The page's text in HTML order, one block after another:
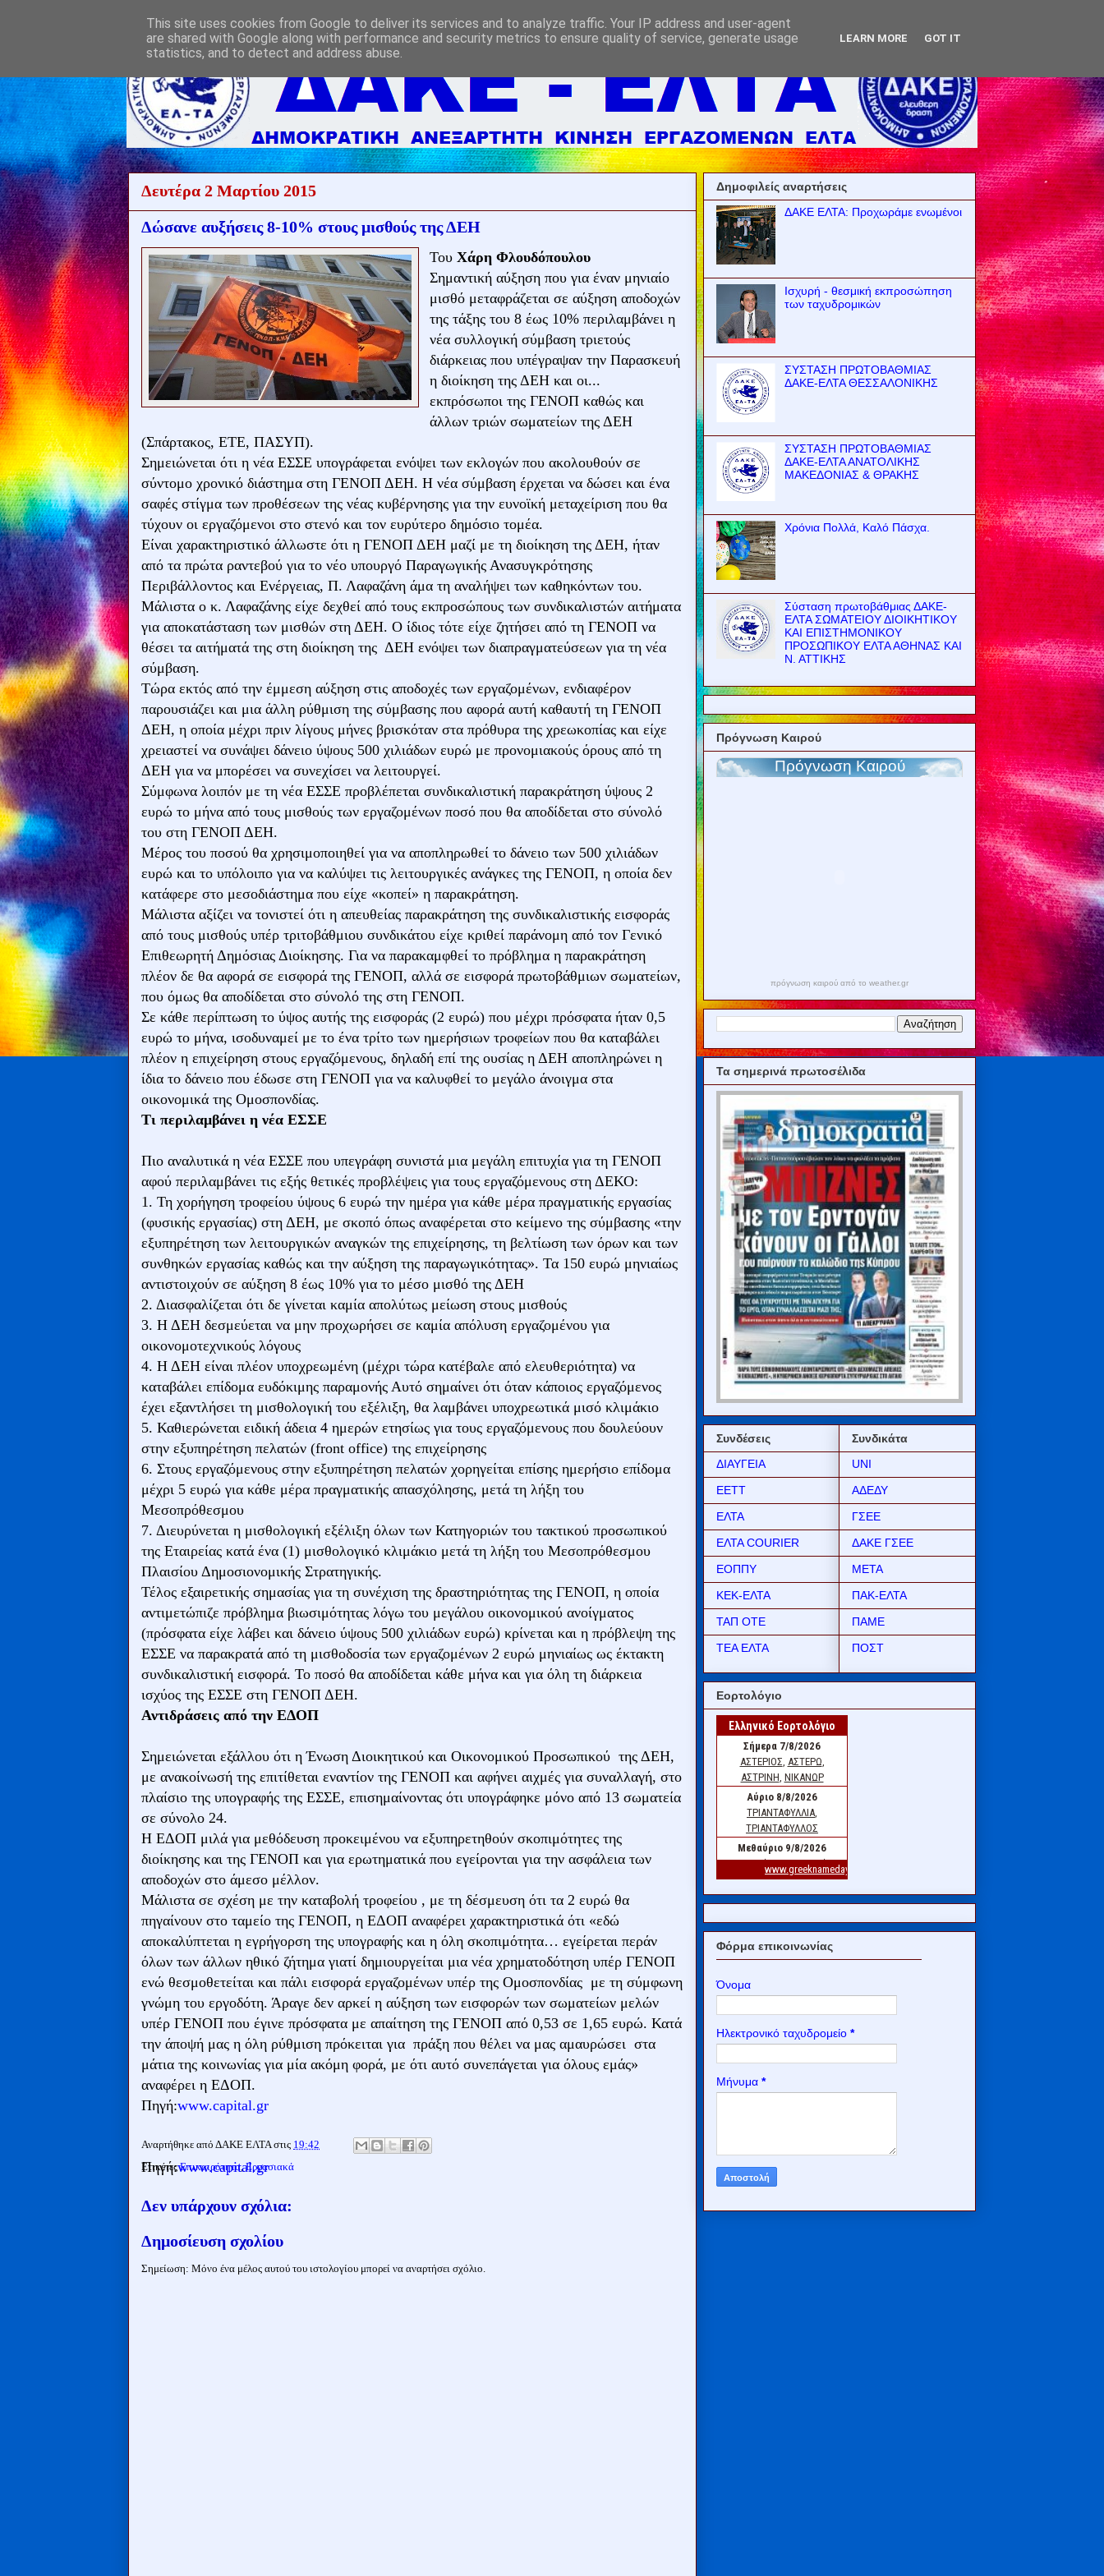
Δευτέρα 2 Μαρτίου 2015
Δώσανε αυξήσεις 8-10% στους μισθούς της ΔΕΗ
Του Χάρη Φλουδόπουλου
Σημαντική αύξηση που για έναν μηνιαίο
μισθό μεταφράζεται σε αύξηση αποδοχών
της τάξης του 8 έως 10% περιλαμβάνει η
νέα συλλογική σύμβαση τριετούς
διάρκειας που υπέγραψαν την Παρασκευή
η διοίκηση της ΔΕΗ και οι...
εκπρόσωποι της ΓΕΝΟΠ καθώς και
άλλων τριών σωματείων της ΔΕΗ
(Σπάρτακος, ΕΤΕ, ΠΑΣΥΠ).
Σημειώνεται ότι η νέα ΕΣΣΕ υπογράφεται ενόψει των εκλογών που ακολουθούν σε
σύντομο χρονικό διάστημα στη ΓΕΝΟΠ ΔΕΗ. Η νέα σύμβαση έρχεται να δώσει και ένα
σαφές στίγμα των προθέσεων της νέας κυβέρνησης για την ευνοϊκή μεταχείριση που θα
τύχουν οι εργαζόμενοι στο στενό και τον ευρύτερο δημόσιο τομέα.
Είναι χαρακτηριστικό άλλωστε ότι η ΓΕΝΟΠ ΔΕΗ μαζί με τη διοίκηση της ΔΕΗ, ήταν
από τα πρώτα ραντεβού για το νέο υπουργό Παραγωγικής Ανασυγκρότησης
Περιβάλλοντος και Ενέργειας, Π. Λαφαζάνη άμα τη αναλήψει των καθηκόντων του.
Μάλιστα ο κ. Λαφαζάνης είχε δεχθεί από τους εκπροσώπους των συνδικαλιστών αιτήματα
για αποκατάσταση των μισθών στη ΔΕΗ. Ο ίδιος τότε είχε ζητήσει από τη ΓΕΝΟΠ να
θέσει τα αιτήματά της στη διοίκηση της ΔΕΗ ενόψει των διαπραγματεύσεων για τη νέα
σύμβαση.
Τώρα εκτός από την έμμεση αύξηση στις αποδοχές των εργαζομένων, ενδιαφέρον
παρουσιάζει και μια άλλη ρύθμιση της σύμβασης που αφορά αυτή καθαυτή τη ΓΕΝΟΠ
ΔΕΗ, η οποία μέχρι πριν λίγους μήνες βρισκόταν στα πρόθυρα της χρεωκοπίας και είχε
χρειαστεί να συνάψει δάνειο ύψους 500 χιλιάδων ευρώ με προνομιακούς όρους από τη
ΔΕΗ για να μπορέσει να συνεχίσει να λειτουργεί.
Σύμφωνα λοιπόν με τη νέα ΕΣΣΕ προβλέπεται συνδικαλιστική παρακράτηση ύψους 2
ευρώ το μήνα από τους μισθούς των εργαζομένων ποσό που θα αποδίδεται στο σύνολό
του στη ΓΕΝΟΠ ΔΕΗ.
Μέρος του ποσού θα χρησιμοποιηθεί για να αποπληρωθεί το δάνειο των 500 χιλιάδων
ευρώ και το υπόλοιπο για να καλύψει τις λειτουργικές ανάγκες της ΓΕΝΟΠ, η οποία δεν
κατάφερε στο μεσοδιάστημα που είχε «κοπεί» η παρακράτηση.
Μάλιστα αξίζει να τονιστεί ότι η απευθείας παρακράτηση της συνδικαλιστικής εισφοράς
από τους μισθούς υπέρ τριτοβάθμιου συνδικάτου είχε κριθεί παράνομη από τον Γενικό
Επιθεωρητή Δημόσιας Διοίκησης. Για να παρακαμφθεί το πρόβλημα η παρακράτηση
πλέον δε θα αφορά σε εισφορά της ΓΕΝΟΠ, αλλά σε εισφορά πρωτοβάθμιων σωματείων,
που όμως θα αποδίδεται στο σύνολό της στη ΓΕΝΟΠ.
Σε κάθε περίπτωση το ύψος αυτής της εισφοράς (2 ευρώ) που μέχρι πρόσφατα ήταν 0,5
ευρώ το μήνα, ισοδυναμεί με το ένα τρίτο των ημερήσιων τροφείων που θα καταβάλει
πλέον η επιχείρηση στους εργαζόμενους, δηλαδή επί της ουσίας η ΔΕΗ αποπληρώνει η
ίδια το δάνειο που έδωσε στη ΓΕΝΟΠ για να καλυφθεί το μεγάλο άνοιγμα στα
οικονομικά της Ομοσπονδίας.
Τι περιλαμβάνει η νέα ΕΣΣΕ
Πιο αναλυτικά η νέα ΕΣΣΕ που υπεγράφη συνιστά μια μεγάλη επιτυχία για τη ΓΕΝΟΠ
αφού περιλαμβάνει τις εξής θετικές προβλέψεις για τους εργαζόμενους στη ΔΕΚΟ:
1. Τη χορήγηση τροφείου ύψους 6 ευρώ την ημέρα για κάθε μέρα πραγματικής εργασίας
(φυσικής εργασίας) στη ΔΕΗ, με σκοπό όπως αναφέρεται στο κείμενο της σύμβασης «την
εξυπηρέτηση των λειτουργικών αναγκών της επιχείρησης, τη βελτίωση των όρων και των
συνθηκών εργασίας καθώς και την αύξηση της παραγωγικότητας». Τα 150 ευρώ μηνιαίως
αντιστοιχούν σε αύξηση 8 έως 10% για το μέσο μισθό της ΔΕΗ
2. Διασφαλίζεται ότι δε γίνεται καμία απολύτως μείωση στους μισθούς
3. Η ΔΕΗ δεσμεύεται να μην προχωρήσει σε καμία απόλυση εργαζομένου για
οικονομοτεχνικούς λόγους
4. Η ΔΕΗ είναι πλέον υποχρεωμένη (μέχρι τώρα κατέβαλε από ελευθεριότητα) να
καταβάλει επίδομα ευδόκιμης παραμονής Αυτό σημαίνει ότι όταν κάποιος εργαζόμενος
έχει εξαντλήσει τη μισθολογική του εξέλιξη, θα λαμβάνει υποχρεωτικά μισό κλιμάκιο
5. Καθιερώνεται ειδική άδεια 4 ημερών ετησίως για τους εργαζόμενους που δουλεύουν
στην εξυπηρέτηση πελατών (front office) της επιχείρησης
6. Στους εργαζόμενους στην εξυπηρέτηση πελατών χορηγείται επίσης ημερήσιο επίδομα
μέχρι 5 ευρώ για κάθε μέρα πραγματικής απασχόλησης, μετά τη λήξη του
Μεσοπρόθεσμου
7. Διευρύνεται η μισθολογική εξέλιξη όλων των Κατηγοριών του τακτικού προσωπικού
της Εταιρείας κατά ένα (1) μισθολογικό κλιμάκιο μετά τη λήξη του Μεσοπρόθεσμου
Πλαισίου Δημοσιονομικής Στρατηγικής.
Τέλος εξαιρετικής σημασίας για τη συνέχιση της δραστηριότητας της ΓΕΝΟΠ, η οποία
αντιμετώπιζε πρόβλημα βιωσιμότητας λόγω του μεγάλου οικονομικού ανοίγματος
(πρόσφατα είχε λάβει και δάνειο ύψους 500 χιλιάδων ευρώ) κρίνεται και η πρόβλεψη της
ΕΣΣΕ να παρακρατά από τη μισθοδοσία των εργαζομένων 2 ευρώ μηνιαίως ως έκτακτη
συνδικαλιστική εισφορά. Το ποσό θα αποδίδεται κάθε μήνα και για όλη τη διάρκεια
ισχύος της ΕΣΣΕ στη ΓΕΝΟΠ ΔΕΗ.
Αντιδράσεις από την ΕΔΟΠ
Σημειώνεται εξάλλου ότι η Ένωση Διοικητικού και Οικονομικού Προσωπικού της ΔΕΗ,
με ανακοίνωσή της επιτίθεται εναντίον της ΓΕΝΟΠ και αφήνει αιχμές για συναλλαγή, στο
πλαίσιο της υπογραφής της ΕΣΣΕ, επισημαίνοντας ότι υπογράφηκε μόνο από 13 σωματεία
σε σύνολο 24.
Η ΕΔΟΠ μιλά για μεθόδευση προκειμένου να εξυπηρετηθούν σκοπιμότητες της
διοίκησης και της ΓΕΝΟΠ και για ερωτηματικά που εγείρονται για την ασφάλεια των
αποδοχών στο άμεσο μέλλον.
Μάλιστα σε σχέση με την καταβολή τροφείου , με τη δέσμευση ότι τα 2 ευρώ θα
πηγαίνουν στο ταμείο της ΓΕΝΟΠ, η ΕΔΟΠ αναφέρει χαρακτηριστικά ότι «εδώ
αποκαλύπτεται η εγρήγορση της υπογραφής και η όλη σκοπιμότητα… εγείρεται περάν
όλων των άλλων ηθικό ζήτημα γιατί δημιουργείται μια νέα χρηματοδότηση υπέρ ΓΕΝΟΠ
ενώ θεσμοθετείται και πάλι εισφορά εργαζομένων υπέρ της Ομοσπονδίας με τη σύμφωνη
γνώμη του εργοδότη. Άραγε δεν αρκεί η αύξηση των εισφορών των σωματείων μελών
υπέρ ΓΕΝΟΠ που έγινε πρόσφατα με απαίτηση της ΓΕΝΟΠ από 0,53 σε 1,65 ευρώ. Κατά
την άποψή μας η όλη ρύθμιση πρόκειται για πράξη που θέλει να μας αμαυρώσει στα
μάτια της κοινωνίας για μία ακόμη φορά, με ότι αυτό συνεπάγεται για όλους εμάς»
αναφέρει η ΕΔΟΠ.
Πηγή:www.capital.gr
Πηγή:www.capital.gr
Αναρτήθηκε από ΔΑΚΕ ΕΛΤΑ στις 19:42
ΕτικέτεςΕπικαιρότητα,Εργασιακά
Δεν υπάρχουν σχόλια:
Δημοσίευση σχολίου
Σημείωση: Μόνο ένα μέλος αυτού του ιστολογίου μπορεί να αναρτήσει σχόλιο.
Δημοφιλείς αναρτήσεις
ΔΑΚΕ ΕΛΤΑ: Προχωράμε ενωμένοι
Ισχυρή - θεσμική εκπροσώπηση
των ταχυδρομικών
ΣΥΣΤΑΣΗ ΠΡΩΤΟΒΑΘΜΙΑΣ
ΔΑΚΕ-ΕΛΤΑ ΘΕΣΣΑΛΟΝΙΚΗΣ
ΣΥΣΤΑΣΗ ΠΡΩΤΟΒΑΘΜΙΑΣ
ΔΑΚΕ-ΕΛΤΑ ΑΝΑΤΟΛΙΚΗΣ
ΜΑΚΕΔΟΝΙΑΣ & ΘΡΑΚΗΣ
Χρόνια Πολλά, Καλό Πάσχα.
Σύσταση πρωτοβάθμιας ΔΑΚΕ-
ΕΛΤΑ ΣΩΜΑΤΕΙΟΥ ΔΙΟΙΚΗΤΙΚΟΥ
ΚΑΙ ΕΠΙΣΤΗΜΟΝΙΚΟΥ
ΠΡΟΣΩΠΙΚΟΥ ΕΛΤΑ ΑΘΗΝΑΣ ΚΑΙ
Ν. ΑΤΤΙΚΗΣ
Πρόγνωση Καιρού
πρόγνωση καιρού από το weather.gr
Τα σημερινά πρωτοσέλιδα
Συνδέσεις
ΔΙΑΥΓΕΙΑ
ΕΕΤΤ
ΕΛΤΑ
ΕΛΤΑ COURIER
ΕΟΠΠΥ
ΚΕΚ-ΕΛΤΑ
ΤΑΠ ΟΤΕ
ΤΕΑ ΕΛΤΑ
Συνδικάτα
UNI
ΑΔΕΔΥ
ΓΣΕΕ
ΔΑΚΕ ΓΣΕΕ
ΜΕΤΑ
ΠΑΚ-ΕΛΤΑ
ΠΑΜΕ
ΠΟΣΤ
Εορτολόγιο
Φόρμα επικοινωνίας
Όνομα
Ηλεκτρονικό ταχυδρομείο *
Μήνυμα *
This site uses cookies from Google to deliver its services and to analyze traffic. Your IP address and user-agent
are shared with Google along with performance and security metrics to ensure quality of service, generate usage
statistics, and to detect and address abuse.
LEARN MORE GOT IT